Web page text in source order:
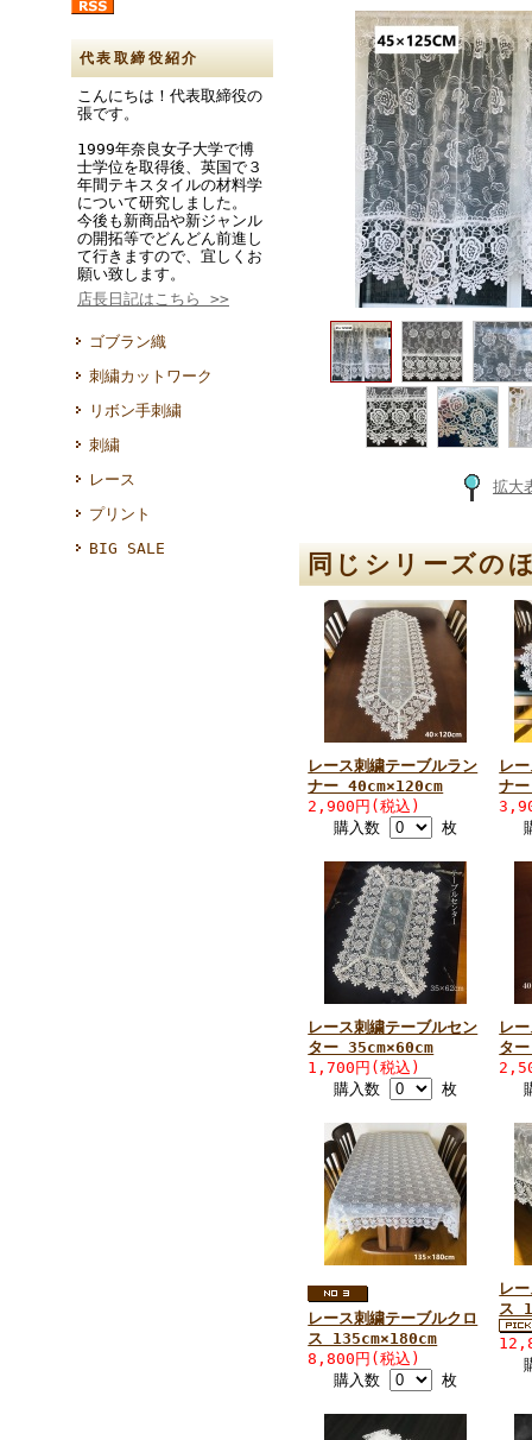
代表取締役紹介
こんにちは！代表取締役の
張です。
1999年奈良女子大学で博
士学位を取得後、英国で３
年間テキスタイルの材料学
について研究しました。
今後も新商品や新ジャンル
の開拓等でどんどん前進し
て行きますので、宜しくお
願い致します。
店長日記はこちら >>
ゴブラン織
刺繍カットワーク
リボン手刺繍
刺繍
レース
プリント
BIG SALE
拡大
同じシリーズの
レース刺繍テーブルラン
ナー 40cm×120cm
2,900円(税込)
購入数
枚
レ
ナ
レース刺繍テーブルセン
ター 35cm×60cm
1,700円(税込)
購入数
枚
レ
タ
レース刺繍テーブルクロ
ス 135cm×180cm
8,800円(税込)
購入数
枚
レ
ス